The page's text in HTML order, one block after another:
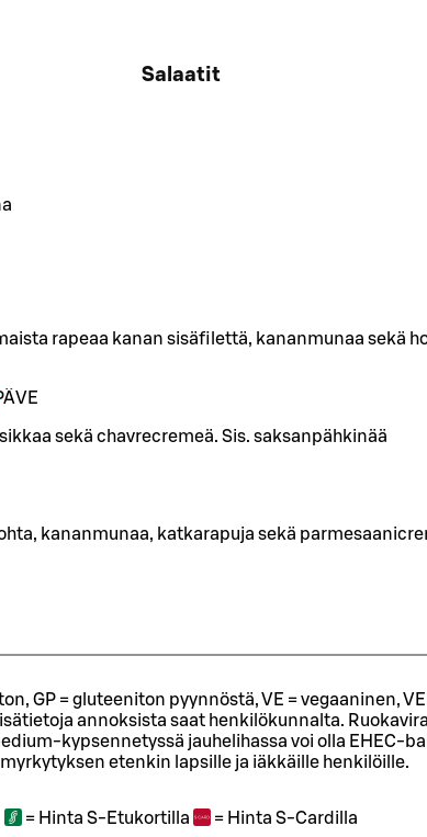
Salaatit
rapeaa kanan sisäfilettä, kananmunaa sekä
VE
sekä chavrecremeä. Sis. saksanpähkinää
kananmunaa, katkarapuja sekä
GP = gluteeniton pyynnöstä, VE = vegaaninen,
annoksista saat henkilökunnalta.
kypsennetyssä jauhelihassa voi olla EHEC-
etenkin lapsille ja iäkkäille henkilöille.
= Hinta S-Etukortilla = Hinta S-Cardilla